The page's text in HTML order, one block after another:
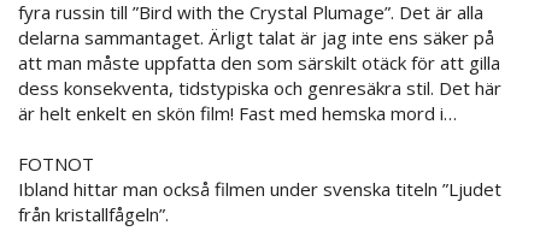
fyra russin till ”Bird with the Crystal Plumage”. Det är alla
delarna sammantaget. Ärligt talat är jag inte ens säker på
att man måste uppfatta den som särskilt otäck för att gilla
dess konsekventa, tidstypiska och genresäkra stil. Det här
är helt enkelt en skön film! Fast med hemska mord i…
FOTNOT
Ibland hittar man också filmen under svenska titeln ”Ljudet
från kristallfågeln”.